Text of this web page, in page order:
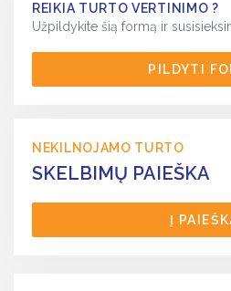
REIKIA TURTO VERTINIMO ?
Užpildykite šią formą ir
PILDYTI
NEKILNOJAMO TURTO
SKELBIMŲ PAIEŠKA
Į